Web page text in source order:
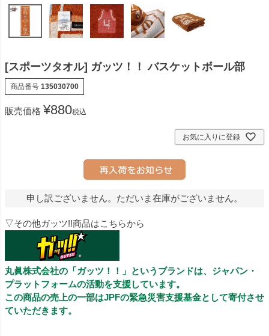
[スポーツタオル] ガッツ！！ バスケットボール部
商品番号 135030700
販売価格 ¥880税込
お気に入りに登録
申し訳ございません。ただいま在庫がございません。
▽その他ガッツ!!商品はこちらから
丸眞株式会社の「ガッツ！！」というブランドは、ジャパン・
プラットフォームの活動を支援しています。
この商品の売上の一部はJPFの緊急災害支援基金として寄付させ
ていただきます。